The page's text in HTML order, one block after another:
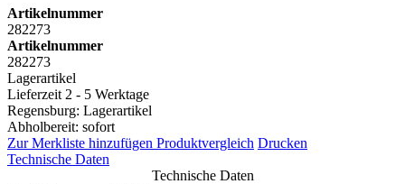
Artikelnummer
282273
Artikelnummer
282273
Lagerartikel
Lieferzeit 2 - 5 Werktage
Regensburg: Lagerartikel
Abholbereit: sofort
Zur Merkliste hinzufügen Produktvergleich Drucken
Technische Daten
Technische Daten